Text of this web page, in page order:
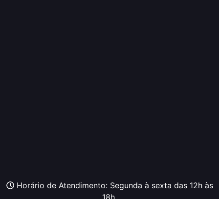
Horário de Atendimento: Segunda à sexta das 12h às
18h.